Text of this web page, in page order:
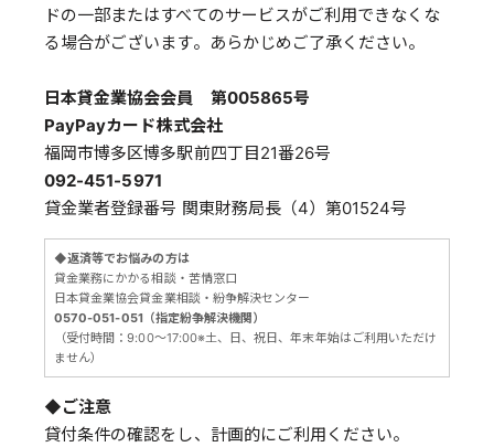
ドの一部またはすべてのサービスがご利用できなくな
る場合がございます。あらかじめご了承ください。
日本貸金業協会会員 第005865号
PayPayカード株式会社
福岡市博多区博多駅前四丁目21番26号
092-451-5971
貸金業者登録番号 関東財務局長（4）第01524号
◆返済等でお悩みの方は
貸金業務にかかる相談・苦情窓口
日本貸金業協会貸金業相談・紛争解決センター
0570-051-051（指定紛争解決機関）
（受付時間：9:00～17:00※土、日、祝日、年末年始はご利用いただけ
ません）
◆ご注意
貸付条件の確認をし、計画的にご利用ください。